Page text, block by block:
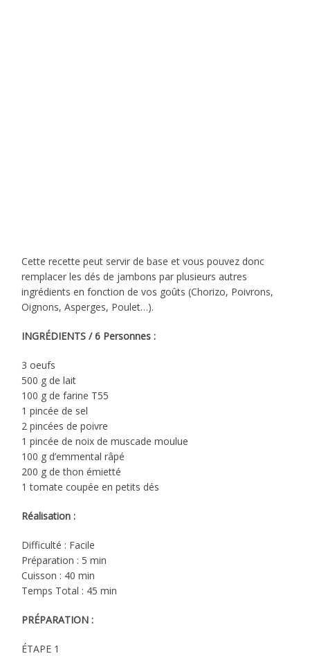
Cette recette peut servir de base et vous pouvez donc
remplacer les dés de jambons par plusieurs autres
ingrédients en fonction de vos goûts (Chorizo, Poivrons,
Oignons, Asperges, Poulet…).
INGRÉDIENTS / 6 Personnes :
3 oeufs
500 g de lait
100 g de farine T55
1 pincée de sel
2 pincées de poivre
1 pincée de noix de muscade moulue
100 g d’emmental râpé
200 g de thon émietté
1 tomate coupée en petits dés
Réalisation :
Difficulté : Facile
Préparation : 5 min
Cuisson : 40 min
Temps Total : 45 min
PRÉPARATION :
ÉTAPE 1